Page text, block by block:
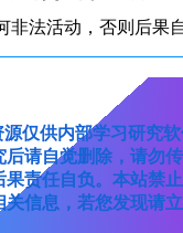
非法活动，否则后果
仅供内部学习研究
请自觉删除，请勿
果责任自负。本站禁
信息，若您发现请